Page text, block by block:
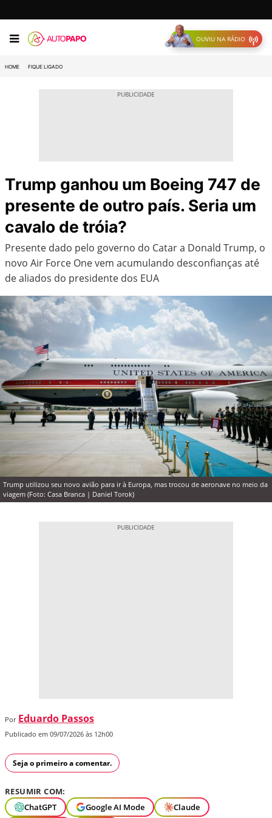
OUVIU NA RÁDIO
HOME FIQUE LIGADO
Trump ganhou um Boeing 747 de
presente de outro país. Seria um
cavalo de tróia?
Presente dado pelo governo do Catar a Donald Trump, o
novo Air Force One vem acumulando desconfianças até
de aliados do presidente dos EUA
Trump utilizou seu novo avião para ir à Europa, mas trocou de aeronave no meio da
viagem (Foto: Casa Branca | Daniel Torok)
Por Eduardo Passos
Publicado em 09/07/2026 às 12h00
Seja o primeiro a comentar.
RESUMIR COM:
ChatGPT
Google AI Mode
Claude